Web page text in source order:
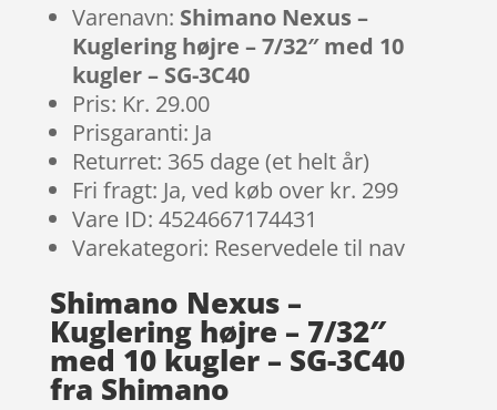
Varenavn: Shimano Nexus –
Kuglering højre – 7/32″ med 10
kugler – SG-3C40
Pris: Kr. 29.00
Prisgaranti: Ja
Returret: 365 dage (et helt år)
Fri fragt: Ja, ved køb over kr. 299
Vare ID: 4524667174431
Varekategori: Reservedele til nav
Shimano Nexus –
Kuglering højre – 7/32″
med 10 kugler – SG-3C40
fra Shimano